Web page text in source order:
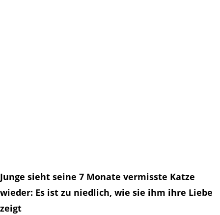
Junge sieht seine 7 Monate vermisste Katze
wieder: Es ist zu niedlich, wie sie ihm ihre Liebe
zeigt